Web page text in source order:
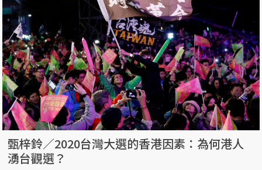
甄梓鈴／2020台灣大選的香港因素：為何港人
湧台觀選？